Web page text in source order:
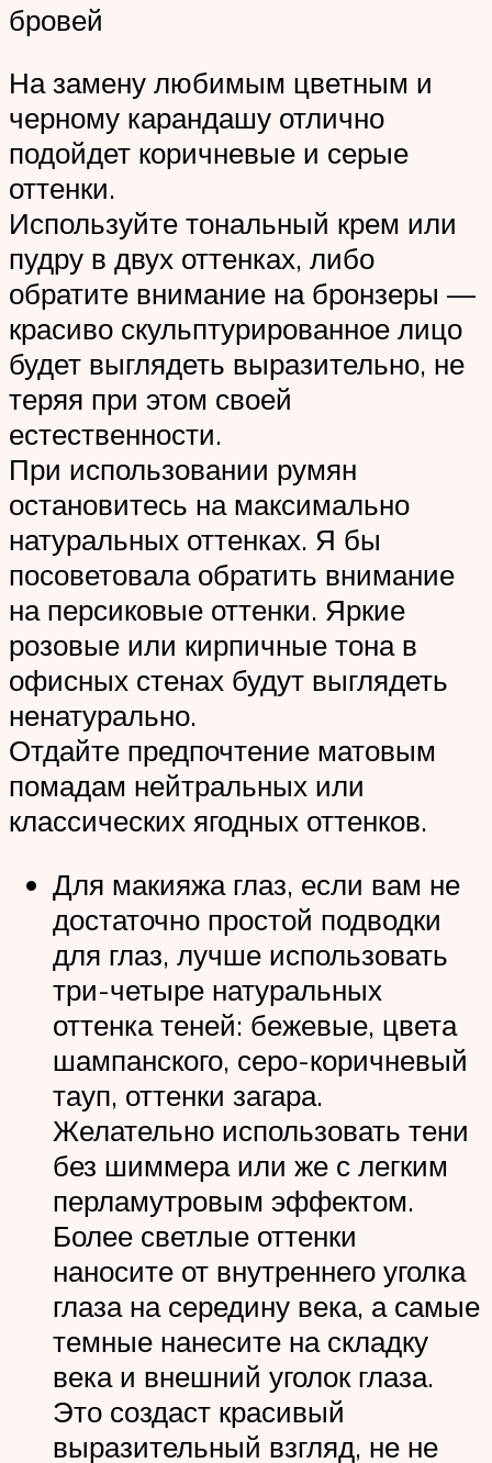
бровей
На замену любимым цветным и
черному карандашу отлично
подойдет коричневые и серые
оттенки.
Используйте тональный крем или
пудру в двух оттенках, либо
обратите внимание на бронзеры —
красиво скульптурированное лицо
будет выглядеть выразительно, не
теряя при этом своей
естественности.
При использовании румян
остановитесь на максимально
натуральных оттенках. Я бы
посоветовала обратить внимание
на персиковые оттенки. Яркие
розовые или кирпичные тона в
офисных стенах будут выглядеть
ненатурально.
Отдайте предпочтение матовым
помадам нейтральных или
классических ягодных оттенков.
Для макияжа глаз, если вам не
достаточно простой подводки
для глаз, лучше использовать
три-четыре натуральных
оттенка теней: бежевые, цвета
шампанского, серо-коричневый
тауп, оттенки загара.
Желательно использовать тени
без шиммера или же с легким
перламутровым эффектом.
Более светлые оттенки
наносите от внутреннего уголка
глаза на середину века, а самые
темные нанесите на складку
века и внешний уголок глаза.
Это создаст красивый
выразительный взгляд, не не